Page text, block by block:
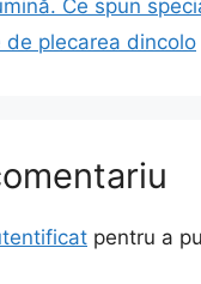
Ce spun
plecarea dincolo
pentru a